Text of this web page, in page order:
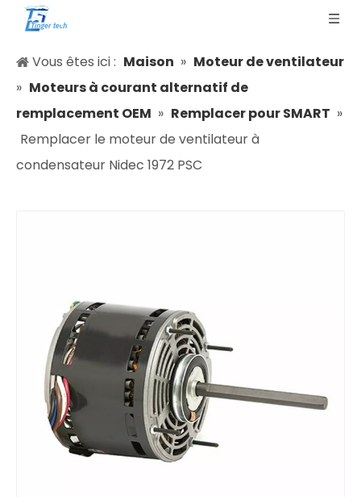
Vous êtes ici : Maison » Moteur de ventilateur
» Moteurs à courant alternatif de
remplacement OEM » Remplacer pour SMART »
Remplacer le moteur de ventilateur à
condensateur Nidec 1972 PSC